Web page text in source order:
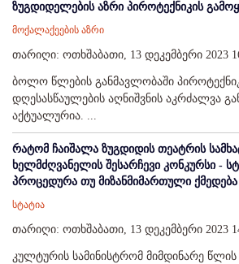
ზუგდიდელების აზრი პიროტექნიკის
მოქალაქეების აზრი
თარიღი: ოთხშაბათი, 13 დეკემბერი 2023
ბოლო წლების განმავლობაში
დღესასწაულების აღნიშვნის აკრძალვა
აქტუალურია. ...
რატომ ჩაიშალა ზუგდიდის თეატრის
ხელმძღვანელის შესარჩევი კონკურსი -
პროცედურა თუ მიზანმიმართული ქმედება
სტატია
თარიღი: ოთხშაბათი, 13 დეკემბერი 2023
კულტურის სამინისტრომ მიმდინარე